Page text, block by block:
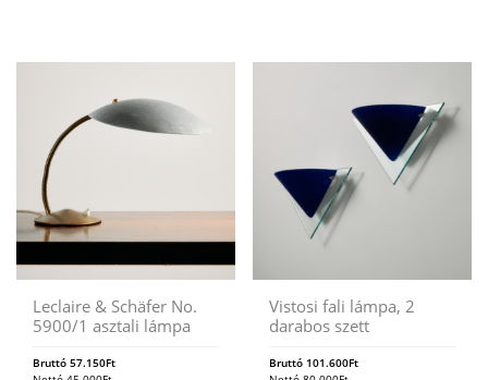
Leclaire & Schäfer No.
5900/1 asztali lámpa
Bruttó 57.150Ft
Vistosi fali lámpa, 2
darabos szett
Bruttó 101.600Ft